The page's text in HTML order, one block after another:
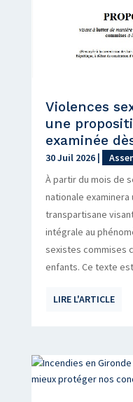
Violences
une
examinée
30 Juil 2026|
À partir du mois de
nationale
transpartisane
intégrale au
sexistes commises
enfants. Ce texte
LIRE L'ARTICLE